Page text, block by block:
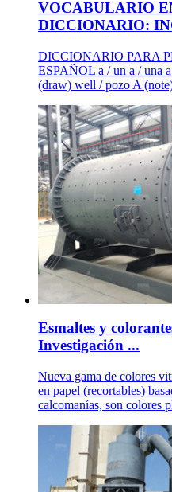
VOCABULARIO
DICCIONARIO:
DICCIONARIO PARA
ESPAÑOL a / un a / una
(draw) well / pozo A
Esmaltes y
Investigación ...
Nueva gama de colores
en papel (recortables)
calcomanías, son colores